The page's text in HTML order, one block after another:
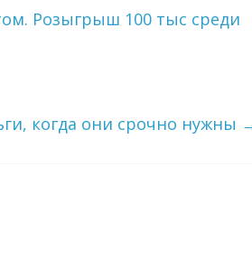
Розыгрыш 100 тыс среди
когда они срочно нужны